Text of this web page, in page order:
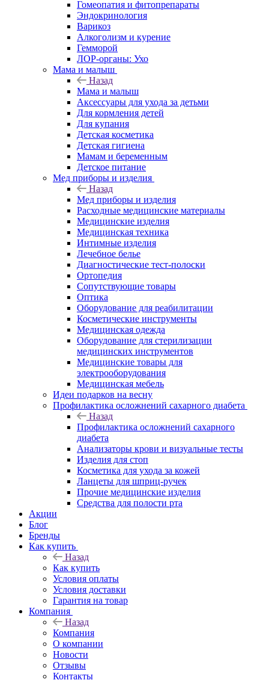
Гомеопатия и фитопрепараты
Эндокринология
Варикоз
Алкоголизм и курение
Гемморой
ЛОР-органы: Ухо
Мама и малыш
Назад
Мама и малыш
Аксессуары для ухода за детьми
Для кормления детей
Для купания
Детская косметика
Детская гигиена
Мамам и беременным
Детское питание
Мед приборы и изделия
Назад
Мед приборы и изделия
Расходные медицинские материалы
Медицинские изделия
Медицинская техника
Интимные изделия
Лечебное белье
Диагностические тест-полоски
Ортопедия
Сопутствующие товары
Оптика
Оборудование для реабилитации
Косметические инструменты
Медицинская одежда
Оборудование для стерилизации
медицинских инструментов
Медицинские товары для
электрооборудования
Медицинская мебель
Идеи подарков на весну
Профилактика осложнений сахарного диабета
Назад
Профилактика осложнений сахарного
диабета
Анализаторы крови и визуальные тесты
Изделия для стоп
Косметика для ухода за кожей
Ланцеты для шприц-ручек
Прочие медицинские изделия
Средства для полости рта
Акции
Блог
Бренды
Как купить
Назад
Как купить
Условия оплаты
Условия доставки
Гарантия на товар
Компания
Назад
Компания
О компании
Новости
Отзывы
Контакты